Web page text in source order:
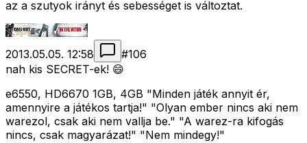
az a szutyok irányt és sebességet is változtat.
2013.05.05. 12:58 #106
nah kis SECRET-ek! 😄
e6550, HD6670 1GB, 4GB "Minden játék annyit ér,
amennyire a játékos tartja!" "Olyan ember nincs aki nem
warezol, csak aki nem vallja be." "A warez-ra kifogás
nincs, csak magyarázat!" "Nem mindegy!"